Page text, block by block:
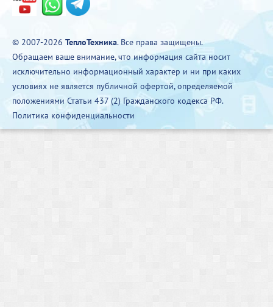
© 2007-2026 ТеплоТехника. Все права защищены.
Обращаем ваше внимание, что информация сайта носит
исключительно информационный характер и ни при каких
условиях не является публичной офертой, определяемой
положениями Статьи 437 (2) Гражданского кодекса РФ.
Политика конфиденциальности